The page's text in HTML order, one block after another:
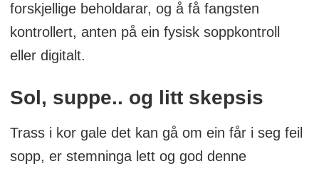
forskjellige beholdarar, og å få fangsten
kontrollert, anten på ein fysisk soppkontroll
eller digitalt.
Sol, suppe.. og litt skepsis
Trass i kor gale det kan gå om ein får i seg feil
sopp, er stemninga lett og god denne